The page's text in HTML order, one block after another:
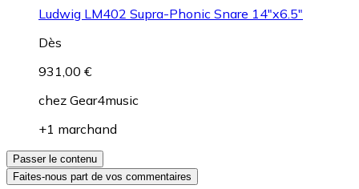
Ludwig LM402 Supra-Phonic Snare 14"x6.5"
Dès
931,00 €
chez Gear4music
+1 marchand
Passer le contenu
Faites-nous part de vos commentaires